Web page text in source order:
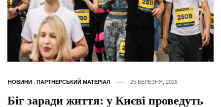
НОВИНИ ПАРТНЕРСЬКИЙ МАТЕРІАЛ 25 БЕРЕЗНЯ, 2026
Біг заради життя: у Києві проведуть